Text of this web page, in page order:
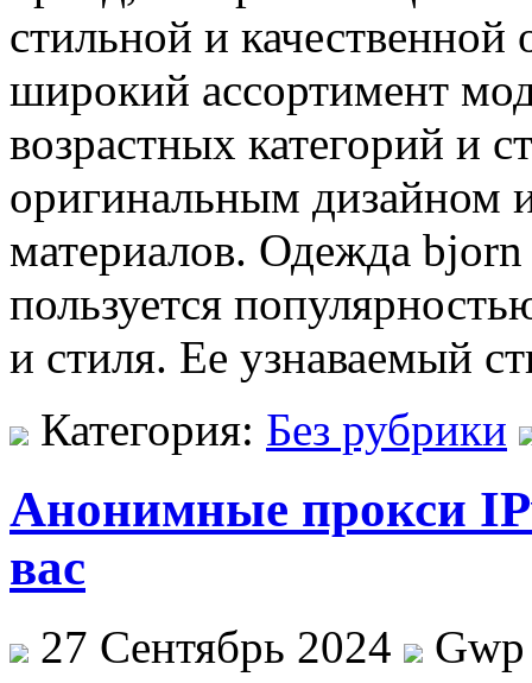
стильной и
широкий ассортимент
возрастных категорий и
оригинальным дизайном
материалов. Одежда
пользуется
и стиля. Ее узнаваемый
Категория: Без рубрики
Анонимные прокси
вас
27 Сентябрь 2024
Gwp